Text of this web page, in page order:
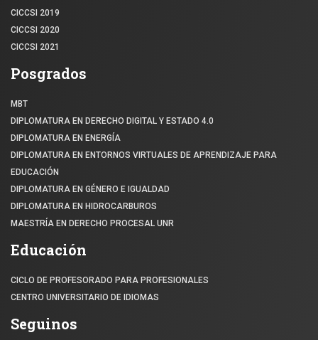
CICCSI 2019
CICCSI 2020
CICCSI 2021
Posgrados
MBT
DIPLOMATURA EN DERECHO DIGITAL Y ESTADO 4.0
DIPLOMATURA EN ENERGÍA
DIPLOMATURA EN ENTORNOS VIRTUALES DE APRENDIZAJE PARA
EDUCACIÓN
DIPLOMATURA EN GÉNERO E IGUALDAD
DIPLOMATURA EN HIDROCARBUROS
MAESTRÍA EN DERECHO PROCESAL UNR
Educación
CICLO DE PROFESORADO PARA PROFESIONALES
CENTRO UNIVERSITARIO DE IDIOMAS
Seguinos